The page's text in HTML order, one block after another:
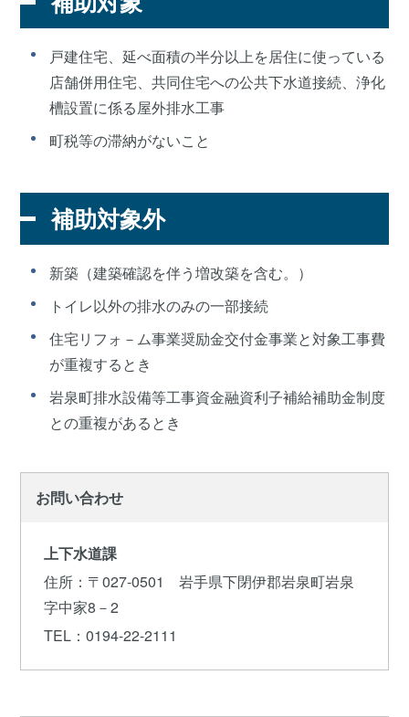
戸建住宅、延べ面積の半分以上を居住に使っている
店舗併用住宅、共同住宅への公共下水道接続、浄化
槽設置に係る屋外排水工事
町税等の滞納がないこと
補助対象外
新築（建築確認を伴う増改築を含む。）
トイレ以外の排水のみの一部接続
住宅リフォ－ム事業奨励金交付金事業と対象工事費
が重複するとき
岩泉町排水設備等工事資金融資利子補給補助金制度
との重複があるとき
お問い合わせ
上下水道課
住所 ：〒027-0501 岩手県下閉伊郡岩泉町岩泉
字中家8－2
TEL ：0194-22-2111